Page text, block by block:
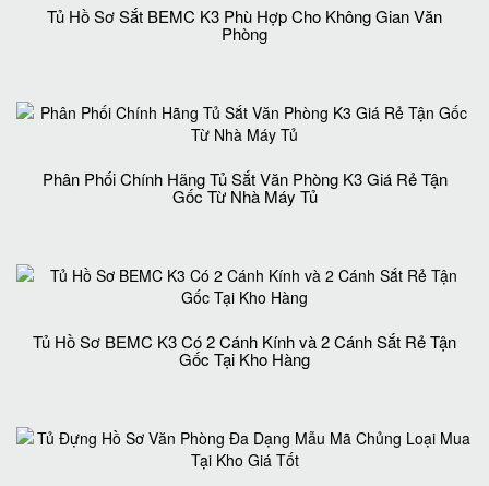
Tủ Hồ Sơ Sắt BEMC K3 Phù Hợp Cho Không Gian Văn
Phòng
Phân Phối Chính Hãng Tủ Sắt Văn Phòng K3 Giá Rẻ Tận
Gốc Từ Nhà Máy Tủ
Tủ Hồ Sơ BEMC K3 Có 2 Cánh Kính và 2 Cánh Sắt Rẻ Tận
Gốc Tại Kho Hàng